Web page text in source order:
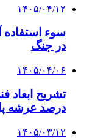
۱۴۰۵/۰۴/۱۲
سوء استفاده
در جنگ
۱۴۰۵/۰۴/۰۶
درصد عرشه
۱۴۰۵/۰۳/۱۲